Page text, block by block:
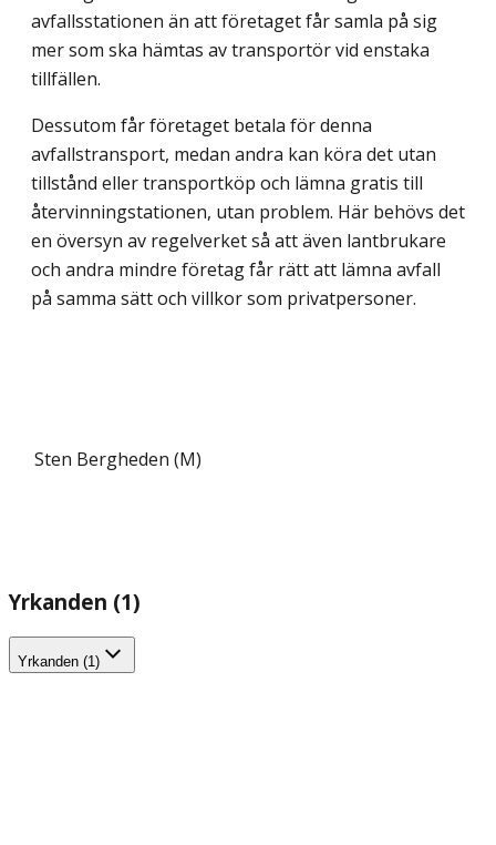
avfallsstationen än att företaget får samla på sig
mer som ska hämtas av transportör vid enstaka
tillfällen.
Dessutom får företaget betala för denna
avfallstransport, medan andra kan köra det utan
tillstånd eller transportköp och lämna gratis till
återvinningstationen, utan problem. Här behövs det
en översyn av regelverket så att även lantbrukare
och andra mindre företag får rätt att lämna avfall
på samma sätt och villkor som privatpersoner.
Sten Bergheden (M)
Yrkanden (1)
Yrkanden (1)